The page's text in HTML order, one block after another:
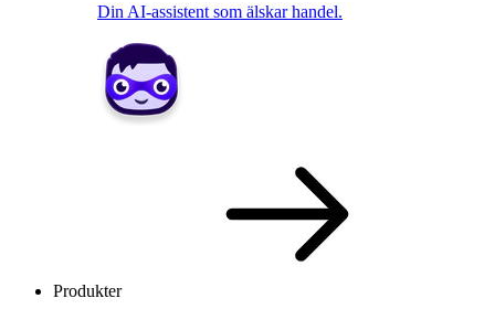
Din AI-assistent som älskar handel.
Produkter